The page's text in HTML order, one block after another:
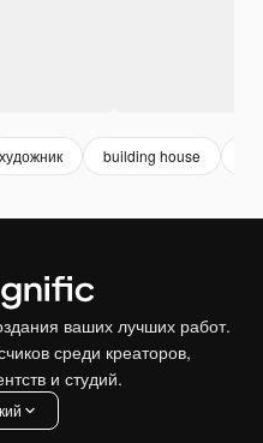
художник building house
ваших лучших работ.
среди креаторов,
и студий.